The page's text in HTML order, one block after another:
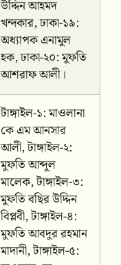
উদ্দিন আহমদ
খন্দকার, ঢাকা-১৯:
অধ্যাপক এনামুল
হক, ঢাকা-২০: মুফতি
আশরাফ আলী।
টাঙ্গাইল-১: মাওলানা
কে এম আনসার
আলী, টাঙ্গাইল-২:
মুফতি আব্দুল
মালেক, টাঙ্গাইল-৩:
মুফতি বছির উদ্দিন
বিপ্লবী, টাঙ্গাইল-৪:
মুফতি আবদুর রহমান
মাদানী, টাঙ্গাইল-৫: